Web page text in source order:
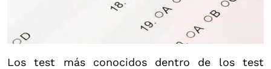
Los test más conocidos dentro de los test